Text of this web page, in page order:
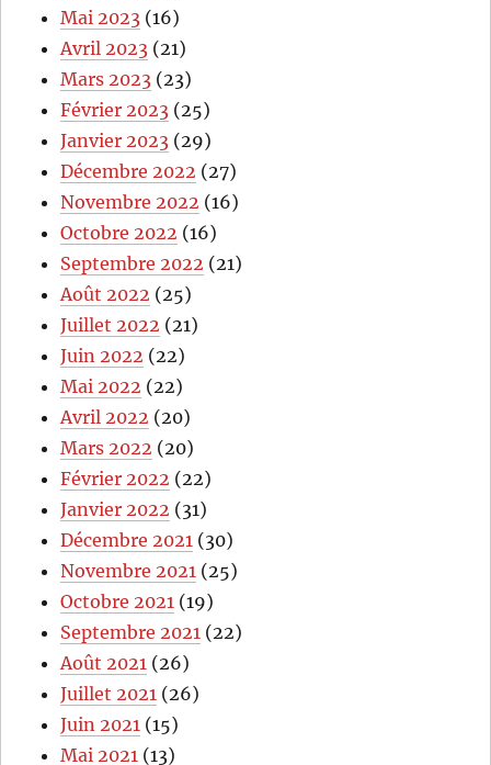
Mai 2023 (16)
Avril 2023 (21)
Mars 2023 (23)
Février 2023 (25)
Janvier 2023 (29)
Décembre 2022 (27)
Novembre 2022 (16)
Octobre 2022 (16)
Septembre 2022 (21)
Août 2022 (25)
Juillet 2022 (21)
Juin 2022 (22)
Mai 2022 (22)
Avril 2022 (20)
Mars 2022 (20)
Février 2022 (22)
Janvier 2022 (31)
Décembre 2021 (30)
Novembre 2021 (25)
Octobre 2021 (19)
Septembre 2021 (22)
Août 2021 (26)
Juillet 2021 (26)
Juin 2021 (15)
Mai 2021 (13)